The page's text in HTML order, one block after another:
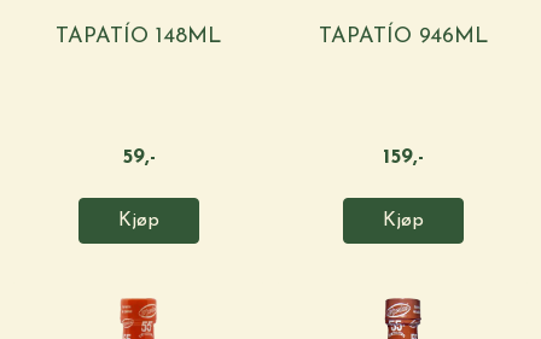
TAPATÍO 148ML
59,-
Kjøp
TAPATÍO 946ML
159,-
Kjøp